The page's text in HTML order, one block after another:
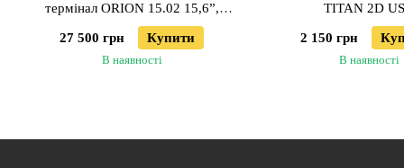
термінал ORION 15.02 15,6”,
8/128
27 500 грн
Купити
В наявності
TITAN 2D
2 150 грн
В наявності